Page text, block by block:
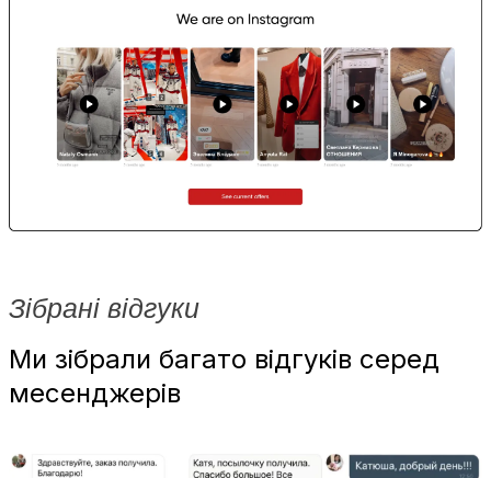
Зібрані відгуки
Ми зібрали багато відгуків серед
месенджерів